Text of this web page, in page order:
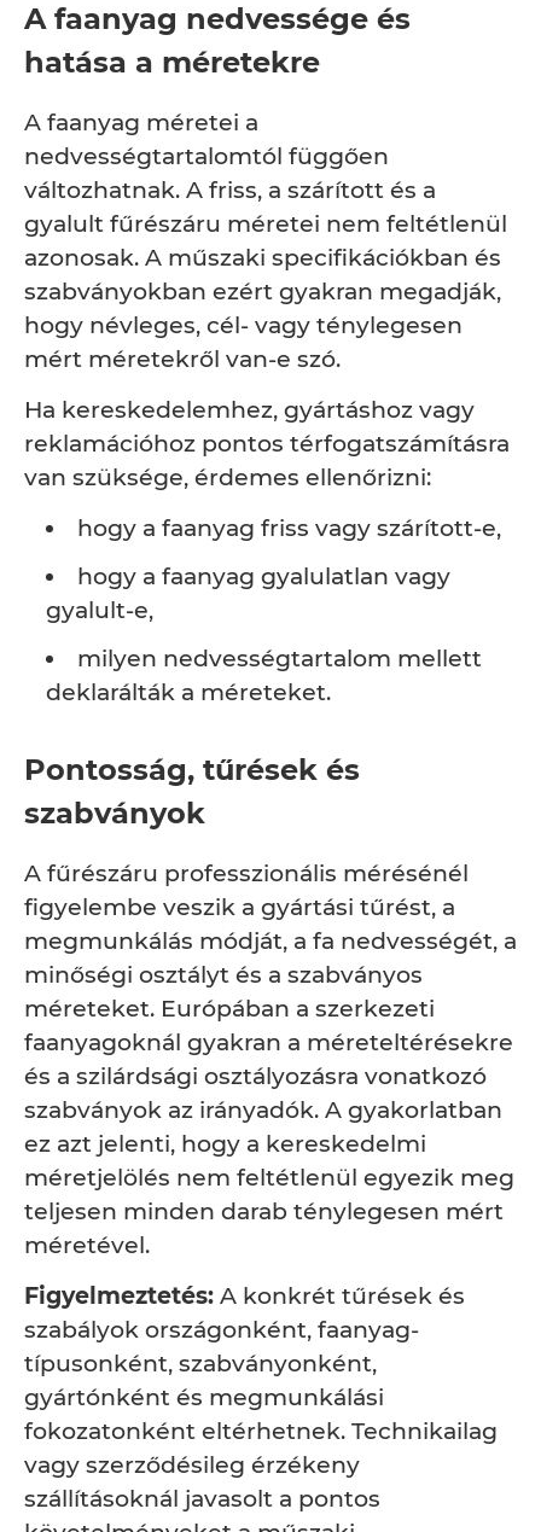
A faanyag nedvessége és
hatása a méretekre
A faanyag méretei a
nedvességtartalomtól függően
változhatnak. A friss, a szárított és a
gyalult fűrészáru méretei nem feltétlenül
azonosak. A műszaki specifikációkban és
szabványokban ezért gyakran megadják,
hogy névleges, cél- vagy ténylegesen
mért méretekről van-e szó.
Ha kereskedelemhez, gyártáshoz vagy
reklamációhoz pontos térfogatszámításra
van szüksége, érdemes ellenőrizni:
hogy a faanyag friss vagy szárított-e,
hogy a faanyag gyalulatlan vagy
gyalult-e,
milyen nedvességtartalom mellett
deklarálták a méreteket.
Pontosság, tűrések és
szabványok
A fűrészáru professzionális mérésénél
figyelembe veszik a gyártási tűrést, a
megmunkálás módját, a fa nedvességét, a
minőségi osztályt és a szabványos
méreteket. Európában a szerkezeti
faanyagoknál gyakran a méreteltérésekre
és a szilárdsági osztályozásra vonatkozó
szabványok az irányadók. A gyakorlatban
ez azt jelenti, hogy a kereskedelmi
méretjelölés nem feltétlenül egyezik meg
teljesen minden darab ténylegesen mért
méretével.
Figyelmeztetés: A konkrét tűrések és
szabályok országonként, faanyag-
típusonként, szabványonként,
gyártónként és megmunkálási
fokozatonként eltérhetnek. Technikailag
vagy szerződésileg érzékeny
szállításoknál javasolt a pontos